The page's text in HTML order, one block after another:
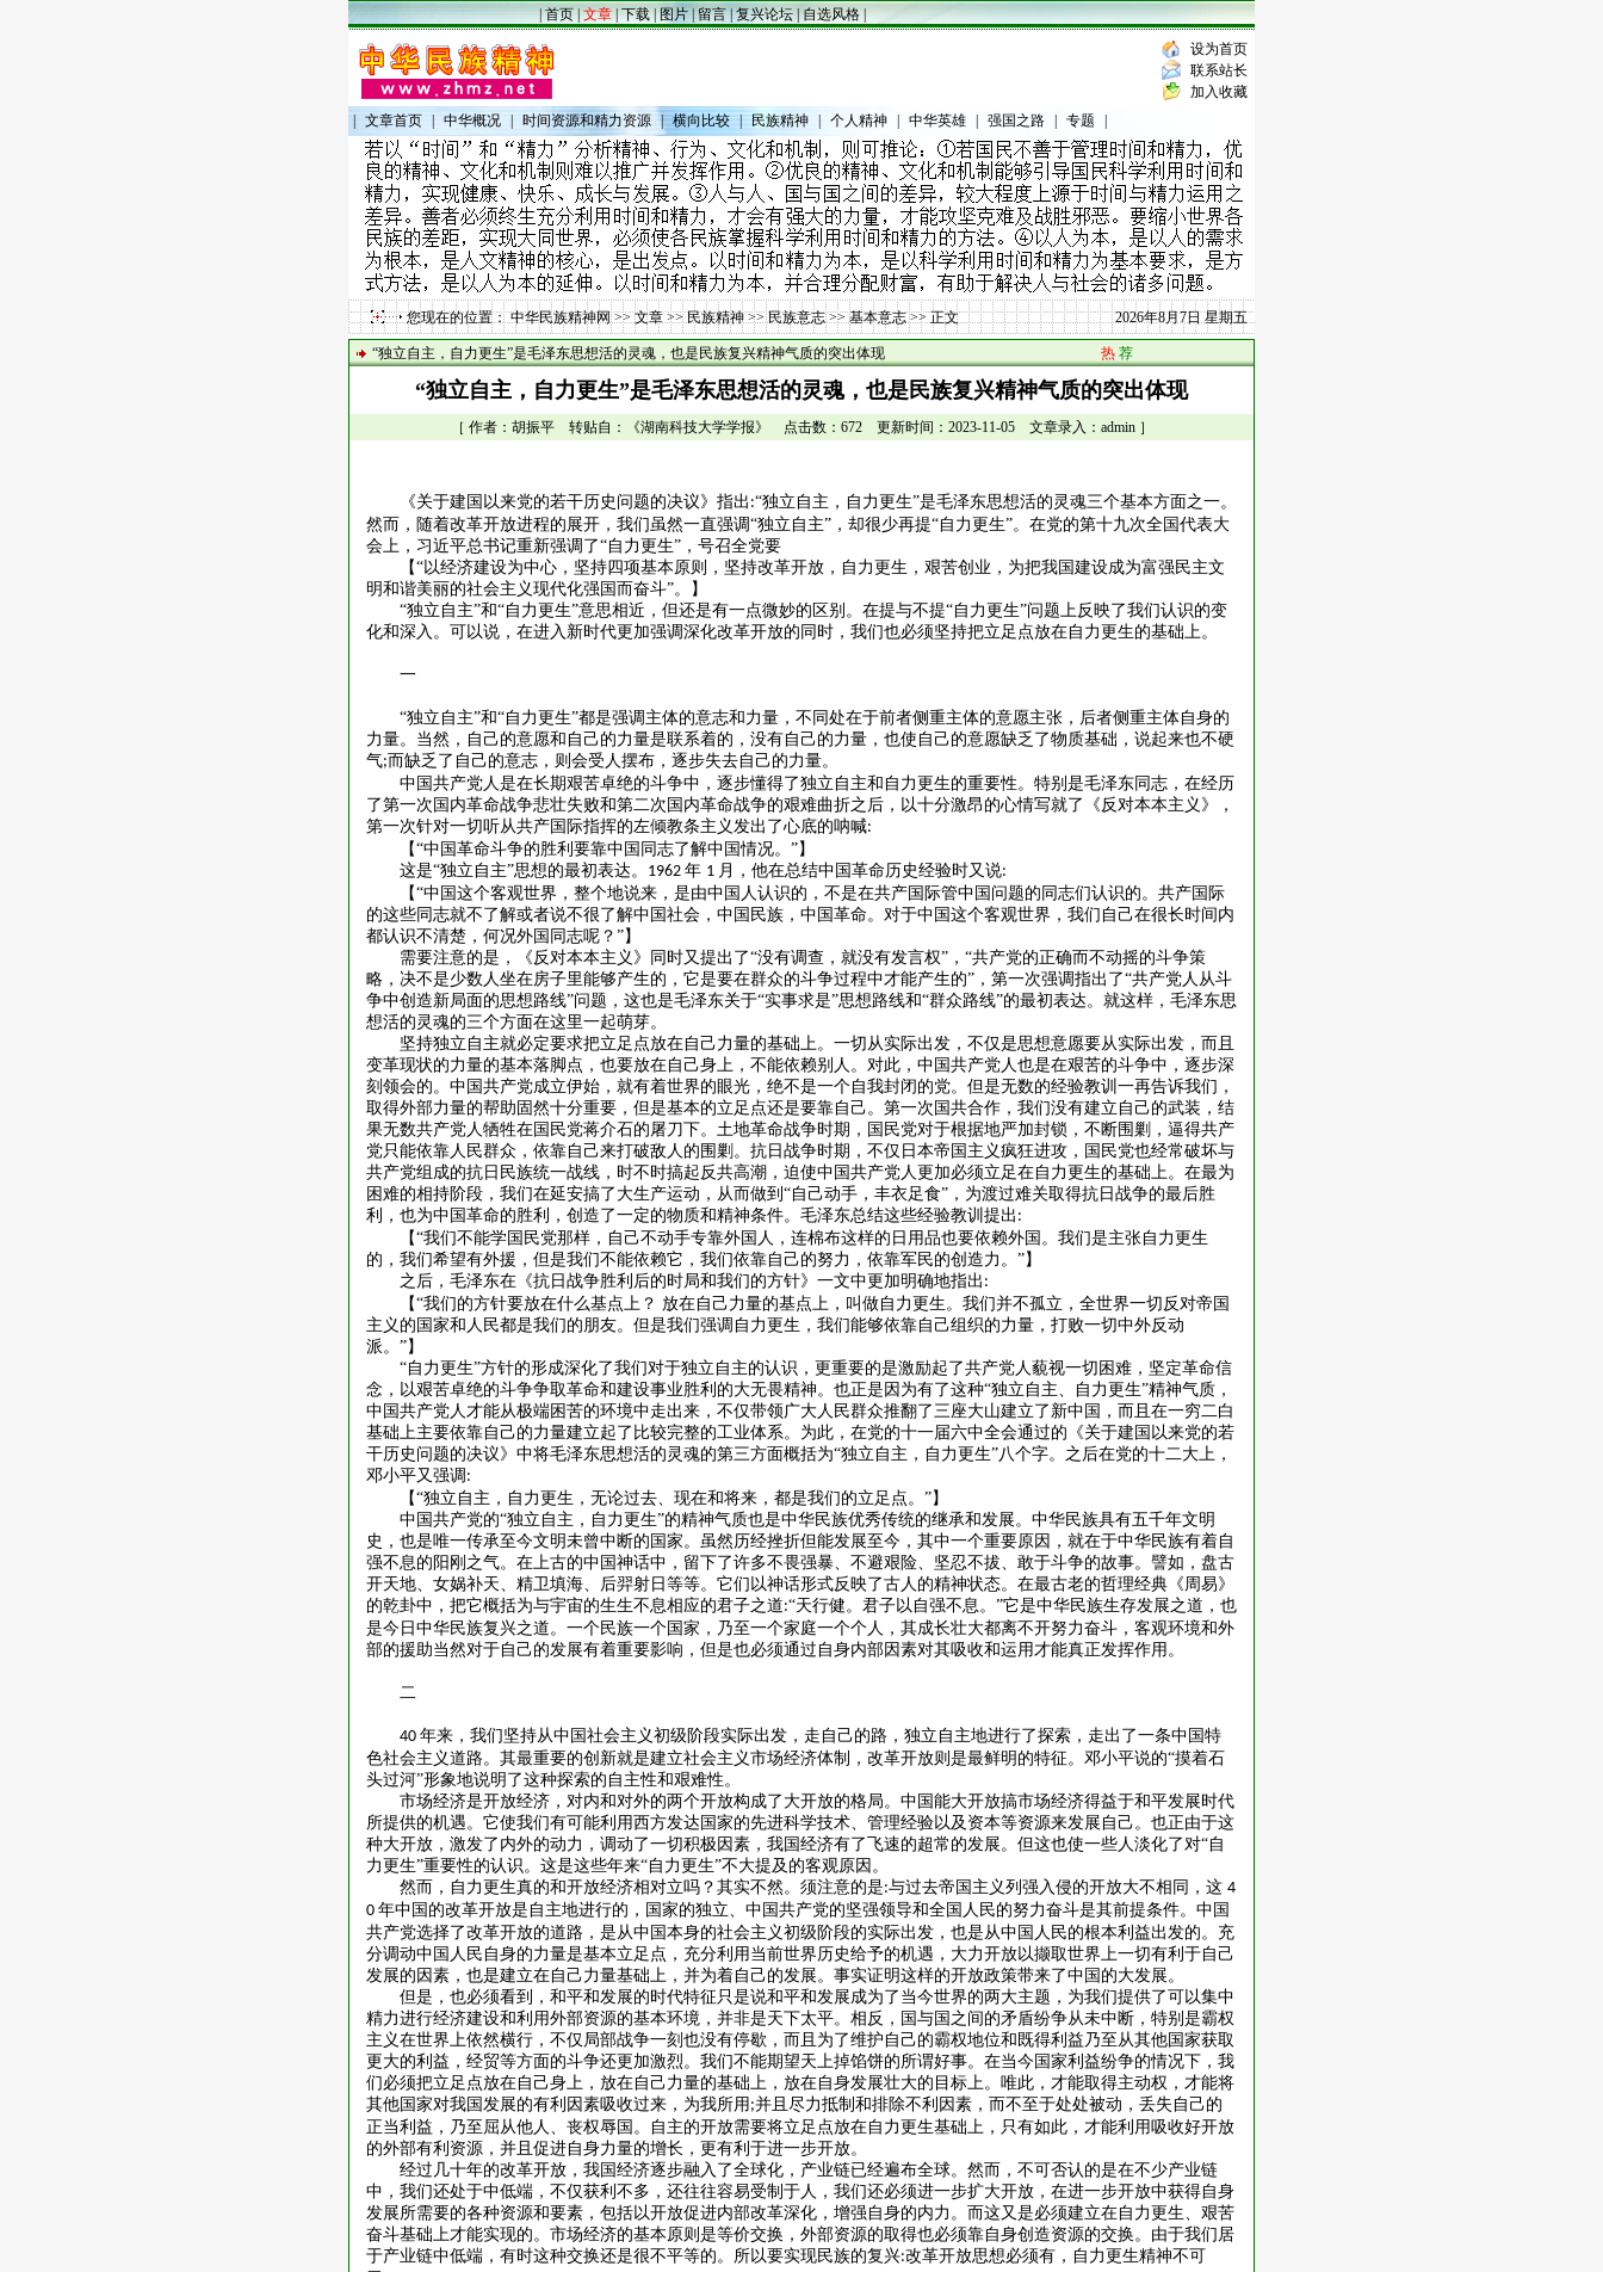
|首页|文章|下载| 图片|留言|复兴论坛 |自选风格
设为首页
联系站长
加入收藏
文章首页 中华概况 时间资源和精力资源 | 横向比较 民族精神 个人精神 中华英雄 强国之路 专题
您现在的位置：中华民族精神网>>文章>>民族精神>>民族意志>>基本意志>> 正文 2026年8月7日 星期五
“独立自主，自力更生”是毛泽东思想活的灵魂，也是民族复兴精神气质的突出体现 热 荐
“独立自主，自力更生”是毛泽东思想活的灵魂，也是民族复兴精神气质的突出体现
［ 作者：胡振平 转贴自：《湖南科技大学学报》 点击数：672 更新时间：2023-11-05 文章录入：admin ］
《关于建国以来党的若干历史问题的决议》指出 :“独立自主，自力更生”是毛泽东思想活的灵魂三个基本方面之一。
然而，随着改革开放进程的展开，我们虽然一直强调“独立自主”，却很少再提“自力更生”。在党的第十九次全国代表大
会上，习近平总书记重新强调了“自力更生”，号召全党要
【“以经济建设为中心，坚持四项基本原则，坚持改革开放，自力更生，艰苦创业，为把我国建设成为富强民主文
明和谐美丽的社会主义现代化强国而奋斗”。】
“独立自主”和“自力更生”意思相近，但还是有一点微妙的区别。在提与不提“自力更生”问题上反映了我们认识的变
化和深入。可以说，在进入新时代更加强调深化改革开放的同时，我们也必须坚持把立足点放在自力更生的基础上。
一
“独立自主”和“自力更生”都是强调主体的意志和力量，不同处在于前者侧重主体的意愿主张，后者侧重主体自身的
力量。当然，自己的意愿和自己的力量是联系着的，没有自己的力量，也使自己的意愿缺乏了物质基础，说起来也不硬
气;而缺乏了自己的意志，则会受人摆布，逐步失去自己的力量。
中国共产党人是在长期艰苦卓绝的斗争中，逐步懂得了独立自主和自力更生的重要性。特别是毛泽东同志，在经历
了第一次国内革命战争悲壮失败和第二次国内革命战争的艰难曲折之后，以十分激昂的心情写就了《反对本本主义》，
第一次针对一切听从共产国际指挥的左倾教条主义发出了心底的呐喊:
【“中国革命斗争的胜利要靠中国同志了解中国情况。”】
这是“独立自主”思想的最初表达。 1962 年 1 月，他在总结中国革命历史经验时又说:
【“中国这个客观世界，整个地说来，是由中国人认识的，不是在共产国际管中国问题的同志们认识的。共产国际
的这些同志就不了解或者说不很了解中国社会，中国民族，中国革命。对于中国这个客观世界，我们自己在很长时间内
都认识不清楚，何况外国同志呢？”】
需要注意的是，《反对本本主义》同时又提出了“没有调查，就没有发言权”，“共产党的正确而不动摇的斗争策
略，决不是少数人坐在房子里能够产生的，它是要在群众的斗争过程中才能产生的”，第一次强调指出了“共产党人从斗
争中创造新局面的思想路线”问题，这也是毛泽东关于“实事求是”思想路线和“群众路线”的最初表达。就这样，毛泽东思
想活的灵魂的三个方面在这里一起萌芽。
坚持独立自主就必定要求把立足点放在自己力量的基础上。一切从实际出发，不仅是思想意愿要从实际出发，而且
变革现状的力量的基本落脚点，也要放在自己身上，不能依赖别人。对此，中国共产党人也是在艰苦的斗争中，逐步深
刻领会的。中国共产党成立伊始，就有着世界的眼光，绝不是一个自我封闭的党。但是无数的经验教训一再告诉我们，
取得外部力量的帮助固然十分重要，但是基本的立足点还是要靠自己。第一次国共合作，我们没有建立自己的武装，结
果无数共产党人牺牲在国民党蒋介石的屠刀下。土地革命战争时期，国民党对于根据地严加封锁，不断围剿，逼得共产
党只能依靠人民群众，依靠自己来打破敌人的围剿。抗日战争时期，不仅日本帝国主义疯狂进攻，国民党也经常破坏与
共产党组成的抗日民族统一战线，时不时搞起反共高潮，迫使中国共产党人更加必须立足在自力更生的基础上。在最为
困难的相持阶段，我们在延安搞了大生产运动，从而做到 “自己动手，丰衣足食”，为渡过难关取得抗日战争的最后胜
利，也为中国革命的胜利，创造了一定的物质和精神条件。毛泽东总结这些经验教训提出 :
【“我们不能学国民党那样，自己不动手专靠外国人，连棉布这样的日用品也要依赖外国。我们是主张自力更生
的，我们希望有外援，但是我们不能依赖它，我们依靠自己的努力，依靠军民的创造力。”】
之后，毛泽东在《抗日战争胜利后的时局和我们的方针》一文中更加明确地指出 :
【“我们的方针要放在什么基点上？ 放在自己力量的基点上，叫做自力更生。我们并不孤立，全世界一切反对帝国
主义的国家和人民都是我们的朋友。但是我们强调自力更生，我们能够依靠自己组织的力量，打败一切中外反动
派。”】
“自力更生”方针的形成深化了我们对于独立自主的认识，更重要的是激励起了共产党人藐视一切困难，坚定革命信
念，以艰苦卓绝的斗争争取革命和建设事业胜利的大无畏精神。也正是因为有了这种“独立自主、自力更生”精神气质，
中国共产党人才能从极端困苦的环境中走出来，不仅带领广大人民群众推翻了三座大山建立了新中国，而且在一穷二白
基础上主要依靠自己的力量建立起了比较完整的工业体系。为此，在党的十一届六中全会通过的《关于建国以来党的若
干历史问题的决议》中将毛泽东思想活的灵魂的第三方面概括为“独立自主，自力更生”八个字。之后在党的十二大上，
邓小平又强调 :
【“独立自主，自力更生，无论过去、现在和将来，都是我们的立足点。”】
中国共产党的“独立自主，自力更生”的精神气质也是中华民族优秀传统的继承和发展。中华民族具有五千年文明
史，也是唯一传承至今文明未曾中断的国家。虽然历经挫折但能发展至今，其中一个重要原因，就在于中华民族有着自
强不息的阳刚之气。在上古的中国神话中，留下了许多不畏强暴、不避艰险、坚忍不拔、敢于斗争的故事。譬如，盘古
开天地、女娲补天、精卫填海、后羿射日等等。它们以神话形式反映了古人的精神状态。在最古老的哲理经典《周易》
的乾卦中，把它概括为与宇宙的生生不息相应的君子之道:“天行健。君子以自强不息。”它是中华民族生存发展之道，也
是今日中华民族复兴之道。一个民族一个国家，乃至一个家庭一个个人，其成长壮大都离不开努力奋斗，客观环境和外
部的援助当然对于自己的发展有着重要影响，但是也必须通过自身内部因素对其吸收和运用才能真正发挥作用。
二
40 年来，我们坚持从中国社会主义初级阶段实际出发，走自己的路，独立自主地进行了探索，走出了一条中国特
色社会主义道路。其最重要的创新就是建立社会主义市场经济体制，改革开放则是最鲜明的特征。邓小平说的“摸着石
头过河”形象地说明了这种探索的自主性和艰难性。
市场经济是开放经济，对内和对外的两个开放构成了大开放的格局。中国能大开放搞市场经济得益于和平发展时代
所提供的机遇。它使我们有可能利用西方发达国家的先进科学技术、管理经验以及资本等资源来发展自己。也正由于这
种大开放，激发了内外的动力，调动了一切积极因素，我国经济有了飞速的超常的发展。但这也使一些人淡化了对“自
力更生”重要性的认识。这是这些年来“自力更生”不大提及的客观原因。
然而，自力更生真的和开放经济相对立吗？其实不然。须注意的是:与过去帝国主义列强入侵的开放大不相同，这 4
0 年中国的改革开放是自主地进行的，国家的独立、中国共产党的坚强领导和全国人民的努力奋斗是其前提条件。中国
共产党选择了改革开放的道路，是从中国本身的社会主义初级阶段的实际出发，也是从中国人民的根本利益出发的。充
分调动中国人民自身的力量是基本立足点，充分利用当前世界历史给予的机遇，大力开放以撷取世界上一切有利于自己
发展的因素，也是建立在自己力量基础上，并为着自己的发展。事实证明这样的开放政策带来了中国的大发展。
但是，也必须看到，和平和发展的时代特征只是说和平和发展成为了当今世界的两大主题，为我们提供了可以集中
精力进行经济建设和利用外部资源的基本环境，并非是天下太平。相反，国与国之间的矛盾纷争从未中断，特别是霸权
主义在世界上依然横行，不仅局部战争一刻也没有停歇，而且为了维护自己的霸权地位和既得利益乃至从其他国家获取
更大的利益，经贸等方面的斗争还更加激烈。我们不能期望天上掉馅饼的所谓好事。在当今国家利益纷争的情况下，我
们必须把立足点放在自己身上，放在自己力量的基础上，放在自身发展壮大的目标上。唯此，才能取得主动权，才能将
其他国家对我国发展的有利因素吸收过来，为我所用 ;并且尽力抵制和排除不利因素，而不至于处处被动，丢失自己的
正当利益，乃至屈从他人、丧权辱国。自主的开放需要将立足点放在自力更生基础上，只有如此，才能利用吸收好开放
的外部有利资源，并且促进自身力量的增长，更有利于进一步开放。
经过几十年的改革开放，我国经济逐步融入了全球化，产业链已经遍布全球。然而，不可否认的是在不少产业链
中，我们还处于中低端，不仅获利不多，还往往容易受制于人，我们还必须进一步扩大开放，在进一步开放中获得自身
发展所需要的各种资源和要素，包括以开放促进内部改革深化，增强自身的内力。而这又是必须建立在自力更生、艰苦
奋斗基础上才能实现的。市场经济的基本原则是等价交换，外部资源的取得也必须靠自身创造资源的交换。由于我们居
于产业链中低端，有时这种交换还是很不平等的。所以要实现民族的复兴:改革开放思想必须有，自力更生精神不可